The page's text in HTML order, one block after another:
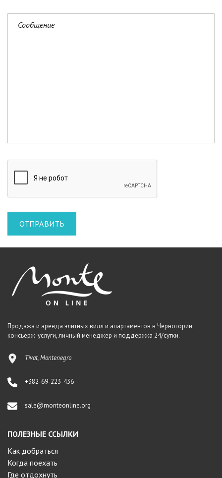
Продажа и аренда элитных вилл и апартаментов в Черногории,
консьерж-услуги, личный менеджер и поддержка 24/сутки.
Tivat, Montenegro
+382-69-223-436
sale@monteonline.org
ПОЛЕЗНЫЕ ССЫЛКИ
Как добраться
Когда поехать
Где отдохнуть